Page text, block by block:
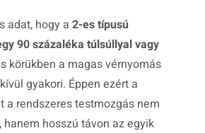
adat, hogy a 2-es típusú
90 százaléka túlsúllyal vagy
körükben a magas vérnyomás
gyakori. Éppen ezért a
a rendszeres testmozgás nem
hosszú távon az egyik